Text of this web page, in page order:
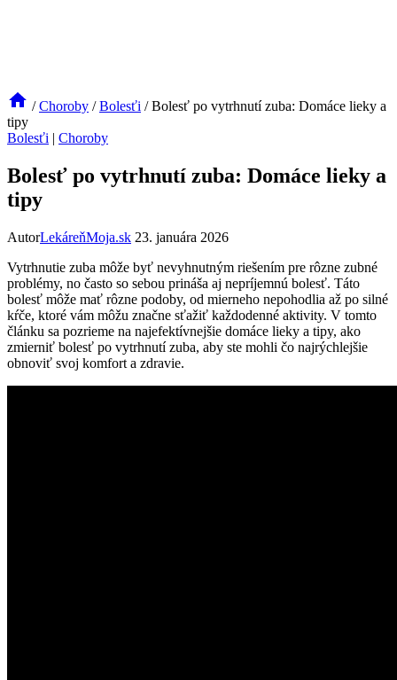
/ Choroby / Bolesťi / Bolesť po vytrhnutí zuba: Domáce lieky a
tipy
Bolesťi | Choroby
Bolesť po vytrhnutí zuba: Domáce lieky a
tipy
AutorLekáreňMoja.sk 23. januára 2026
Vytrhnutie zuba môže byť nevyhnutným riešením pre rôzne zubné
problémy, no často so sebou prináša aj nepríjemnú bolesť. Táto
bolesť môže mať rôzne podoby, od mierneho nepohodlia až po silné
kŕče, ktoré vám môžu značne sťažiť každodenné aktivity. V tomto
článku sa pozrieme na najefektívnejšie domáce lieky a tipy, ako
zmierniť bolesť po vytrhnutí zuba, aby ste mohli čo najrýchlejšie
obnoviť svoj komfort a zdravie.